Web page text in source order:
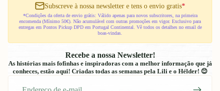
Subscreve à nossa newsletter e tens o envio gratis*
*Condições da oferta de envio grátis: Válido apenas para novos subscritores, na primeira
encomenda (Mínimo 50€). Não acumulável com outras promoções em vigor. Exclusivo para
entregas em Pontos Pickup DPD em Portugal Continental. Vê todos os detalhes no email de
boas-vindas.
Recebe a nossa Newsletter!
As histórias mais fofinhas e inspiradoras com a melhor informação que já
conheces, estão aqui! Criadas todas as semanas pela Lili e o Hélder! 😊